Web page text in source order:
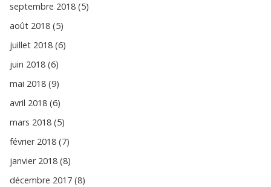
septembre 2018 (5)
août 2018 (5)
juillet 2018 (6)
juin 2018 (6)
mai 2018 (9)
avril 2018 (6)
mars 2018 (5)
février 2018 (7)
janvier 2018 (8)
décembre 2017 (8)